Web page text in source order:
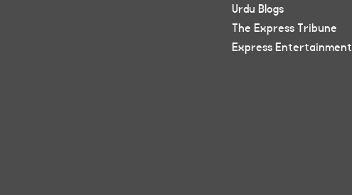
Urdu Blogs
The Express Tribune
Express Entertainment